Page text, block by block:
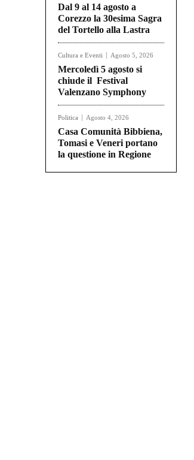
Dal 9 al 14 agosto a
Corezzo la 30esima Sagra
del Tortello alla Lastra
Cultura e Eventi Agosto 5, 2026
Mercoledì 5 agosto si
chiude il Festival
Valenzano Symphony
Politica Agosto 4, 2026
Casa Comunità Bibbiena,
Tomasi e Veneri portano
la questione in Regione